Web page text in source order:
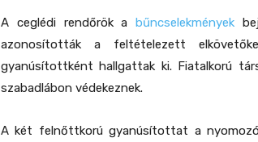
A ceglédi rendőrök a bűncselekmények
azonosították a feltételezett
gyanúsítottként hallgattak ki. Fiatalkorú
szabadlábon védekeznek.
A két felnőttkorú gyanúsítottat a